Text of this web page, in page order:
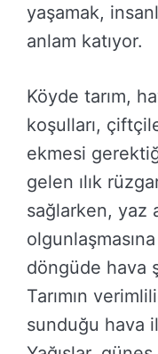
yaşamak,
anlam katıyor.
Köyde tarım,
koşulları,
ekmesi
gelen ılık
sağlarken, yaz
döngüde hava
Tarımın
sunduğu hava